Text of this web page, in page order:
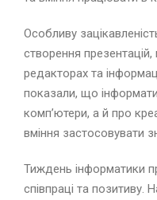
Особливу
створення
редакторах та
показали, що
комп’ютери, а й про
вміння застосовувати
Тиждень інформатики
співпраці та позитиву.